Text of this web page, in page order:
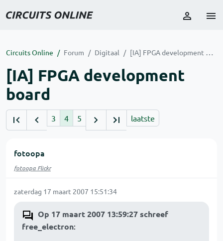
Circuits Online Forum Digitaal [IA] FPGA development board
[IA] FPGA development
board
3 4 5 laatste
fotoopa
fotoopa Flickr
zaterdag 17 maart 2007 15:51:34
Op 17 maart 2007 13:59:27 schreef
free_electron: